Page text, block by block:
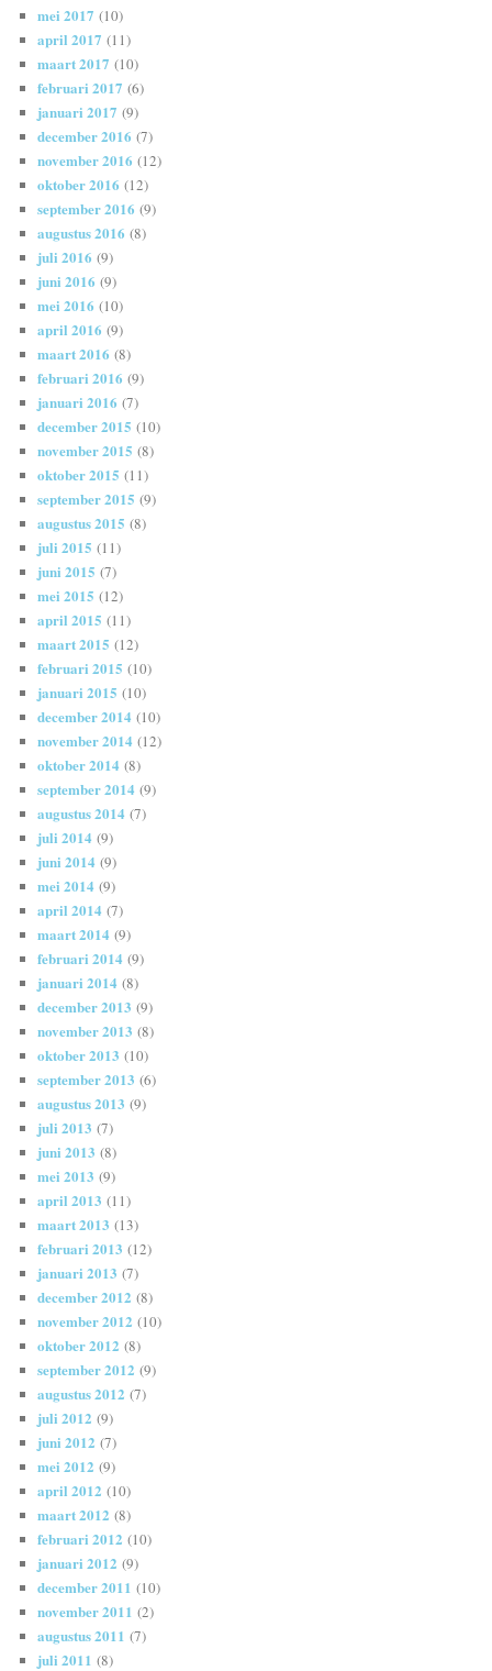
mei 2017 (10)
april 2017 (11)
maart 2017 (10)
februari 2017 (6)
januari 2017 (9)
december 2016 (7)
november 2016 (12)
oktober 2016 (12)
september 2016 (9)
augustus 2016 (8)
juli 2016 (9)
juni 2016 (9)
mei 2016 (10)
april 2016 (9)
maart 2016 (8)
februari 2016 (9)
januari 2016 (7)
december 2015 (10)
november 2015 (8)
oktober 2015 (11)
september 2015 (9)
augustus 2015 (8)
juli 2015 (11)
juni 2015 (7)
mei 2015 (12)
april 2015 (11)
maart 2015 (12)
februari 2015 (10)
januari 2015 (10)
december 2014 (10)
november 2014 (12)
oktober 2014 (8)
september 2014 (9)
augustus 2014 (7)
juli 2014 (9)
juni 2014 (9)
mei 2014 (9)
april 2014 (7)
maart 2014 (9)
februari 2014 (9)
januari 2014 (8)
december 2013 (9)
november 2013 (8)
oktober 2013 (10)
september 2013 (6)
augustus 2013 (9)
juli 2013 (7)
juni 2013 (8)
mei 2013 (9)
april 2013 (11)
maart 2013 (13)
februari 2013 (12)
januari 2013 (7)
december 2012 (8)
november 2012 (10)
oktober 2012 (8)
september 2012 (9)
augustus 2012 (7)
juli 2012 (9)
juni 2012 (7)
mei 2012 (9)
april 2012 (10)
maart 2012 (8)
februari 2012 (10)
januari 2012 (9)
december 2011 (10)
november 2011 (2)
augustus 2011 (7)
juli 2011 (8)